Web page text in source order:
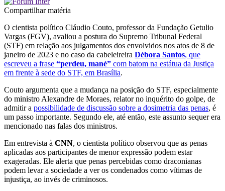
Compartilhar matéria
O cientista político Cláudio Couto, professor da Fundação Getulio
Vargas (FGV), avaliou a postura do Supremo Tribunal Federal
(STF) em relação aos julgamentos dos envolvidos nos atos de 8 de
janeiro de 2023 e no caso da cabeleireira Débora Santos, que
escreveu a frase “perdeu, mané” com batom na estátua da Justiça
em frente à sede do STF, em Brasília.
Couto argumenta que a mudança na posição do STF, especialmente
do ministro Alexandre de Moraes, relator no inquérito do golpe, de
admitir a possibilidade de discussão sobre a dosimetria das penas, é
um passo importante. Segundo ele, até então, este assunto sequer era
mencionado nas falas dos ministros.
Em entrevista à CNN, o cientista político observou que as penas
aplicadas aos participantes de menor expressão podem estar
exageradas. Ele alerta que penas percebidas como draconianas
podem levar a sociedade a ver os condenados como vítimas de
injustiça, ao invés de criminosos.